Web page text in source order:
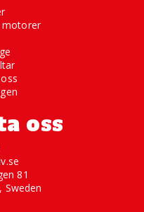
motorer
oss
81
Sweden